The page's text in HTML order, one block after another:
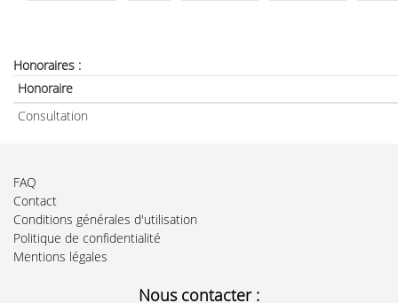
Honoraires :
Honoraire
Consultation
FAQ
Contact
Conditions générales d'utilisation
Politique de confidentialité
Mentions légales
Nous contacter :